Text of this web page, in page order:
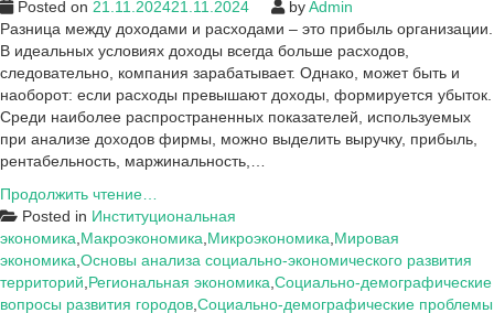
Posted on 21.11.202421.11.2024 byAdmin
Разница между доходами и расходами – это прибыль организации.
В идеальных условиях доходы всегда больше расходов,
следовательно, компания зарабатывает. Однако, может быть и
наоборот: если расходы превышают доходы, формируется убыток.
Среди наиболее распространенных показателей, используемых
при анализе доходов фирмы, можно выделить выручку, прибыль,
рентабельность, маржинальность,…
Продолжить чтение…
используемые
для
формирования
и
оценки
Posted in Институциональная
экономика Макроэкономика Микроэкономика Мировая
экономика Основы анализа социально-экономического развития
территорий Региональная экономика Социально-демографические
вопросы развития городов Социально-демографические проблемы